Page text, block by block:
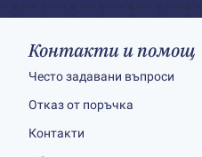
Контакти и помощ
Често задавани въпроси
Отказ от поръчка
Контакти